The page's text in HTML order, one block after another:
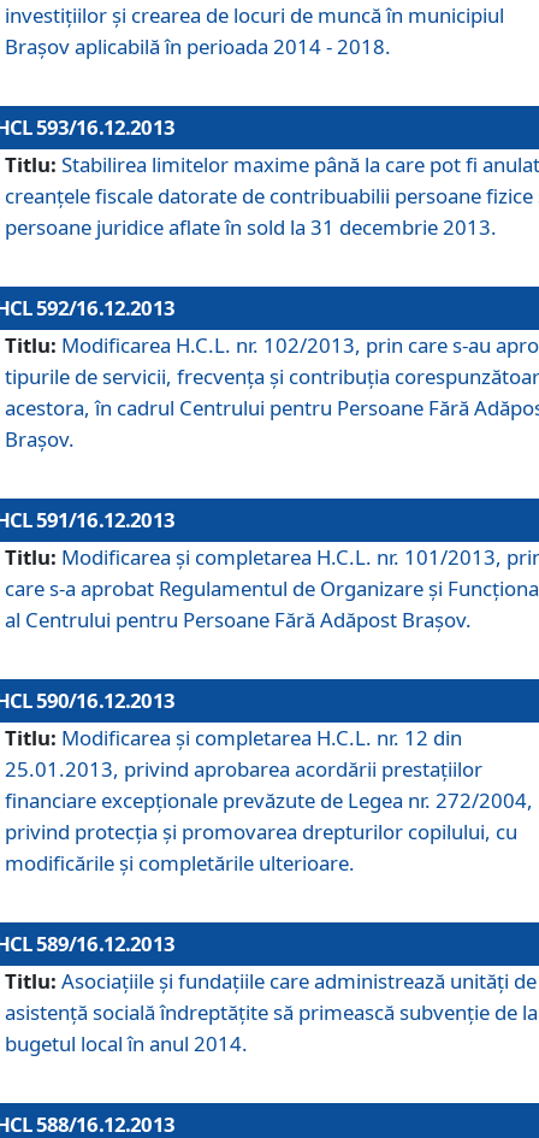
investiţiilor şi crearea de locuri de muncă în municipiul
Braşov aplicabilă în perioada 2014 - 2018.
593/16.12.2013
Titlu: Stabilirea limitelor maxime până la care pot fi
creanţele fiscale datorate de contribuabilii persoane fizice
persoane juridice aflate în sold la 31 decembrie 2013.
592/16.12.2013
Titlu: Modificarea H.C.L. nr. 102/2013, prin care s-au
tipurile de servicii, frecvenţa şi contribuţia
acestora, în cadrul Centrului pentru Persoane Fără
Braşov.
591/16.12.2013
Titlu: Modificarea şi completarea H.C.L. nr. 101/2013,
care s-a aprobat Regulamentul de Organizare şi
al Centrului pentru Persoane Fără Adăpost Braşov.
590/16.12.2013
Titlu: Modificarea şi completarea H.C.L. nr. 12 din
25.01.2013, privind aprobarea acordării prestaţiilor
financiare excepţionale prevăzute de Legea nr. 272/2004,
privind protecţia şi promovarea drepturilor copilului, cu
modificările şi completările ulterioare.
589/16.12.2013
Titlu: Asociaţiile şi fundaţiile care administrează unităţi de
asistenţă socială îndreptăţite să primească subvenţie de la
bugetul local în anul 2014.
588/16.12.2013